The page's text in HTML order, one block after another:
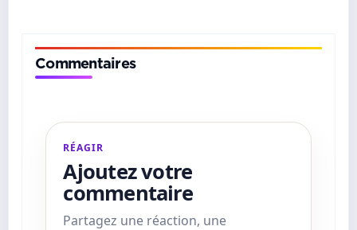
Commentaires
RÉAGIR
Ajoutez votre
commentaire
Partagez une réaction, une